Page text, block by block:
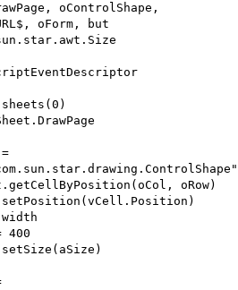
oControlShape,
oForm, but
oRow)
400